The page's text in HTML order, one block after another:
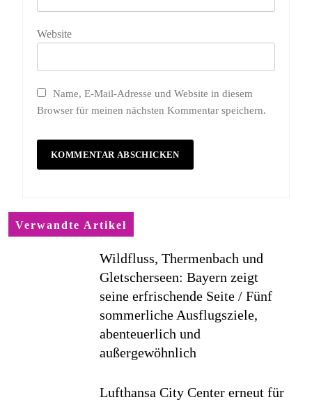
Website
Name, E-Mail-Adresse und Website in diesem
Browser für meinen nächsten Kommentar speichern.
Verwandte Artikel
Wildfluss, Thermenbach und
Gletscherseen: Bayern zeigt
seine erfrischende Seite / Fünf
sommerliche Ausflugsziele,
abenteuerlich und
außergewöhnlich
Lufthansa City Center erneut für